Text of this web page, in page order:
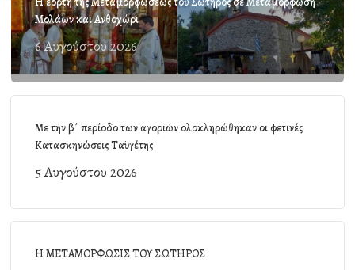
Μολάων και Ανθοχώρι
6 Αυγούστου 2026
Με την β΄ περίοδο των αγοριών ολοκληρώθηκαν οι φετινές
Κατασκηνώσεις Ταϋγέτης
5 Αυγούστου 2026
Η ΜΕΤΑΜΟΡΦΩΣΙΣ ΤΟΥ ΣΩΤΗΡΟΣ